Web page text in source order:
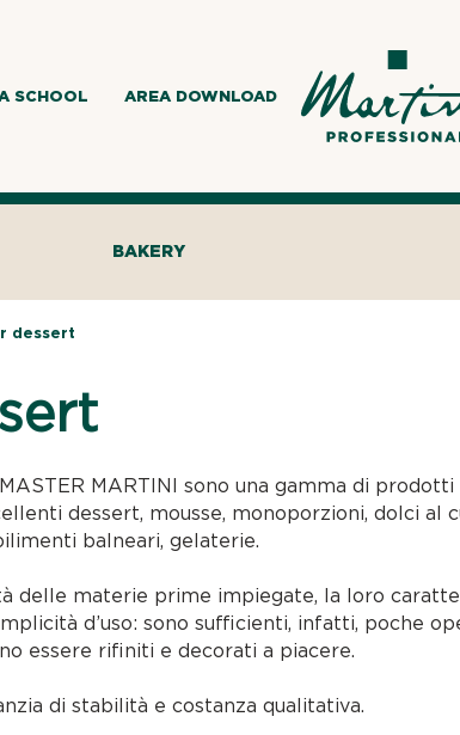
SCHOOL AREA DOWNLOAD
BAKERY
dessert
MARTINI sono una gamma di prodotti
dessert, mousse, monoporzioni, dolci al
balneari, gelaterie.
delle materie prime impiegate, la loro
d’uso: sono sufficienti, infatti, poche
essere rifiniti e decorati a piacere.
di stabilità e costanza qualitativa.